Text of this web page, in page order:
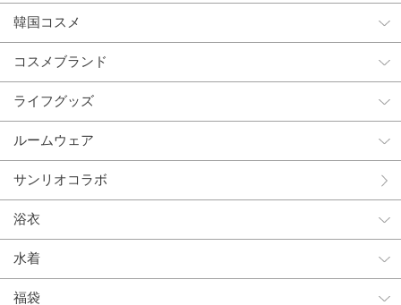
韓国コスメ
コスメブランド
ライフグッズ
ルームウェア
サンリオコラボ
浴衣
水着
福袋